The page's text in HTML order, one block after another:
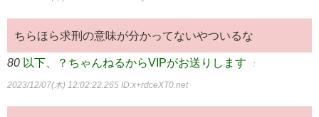
ちらほら求刑の意味が分かってないやついるな
80 以下、？ちゃんねるからVIPがお送りします ：
2023/12/07(木) 12:02:22.265 ID:x+rdceXT0.net